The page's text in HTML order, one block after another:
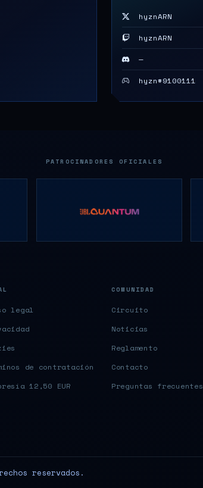
hyznARN
hyznARN
—
hyzn#9100111
PATROCINADORES OFICIALES
legal
de contratación
12,50 EUR
COMUNIDAD
Circuito
Noticias
Reglamento
Contacto
Preguntas frecuentes
reservados.